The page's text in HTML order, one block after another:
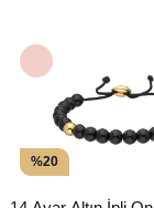
%20